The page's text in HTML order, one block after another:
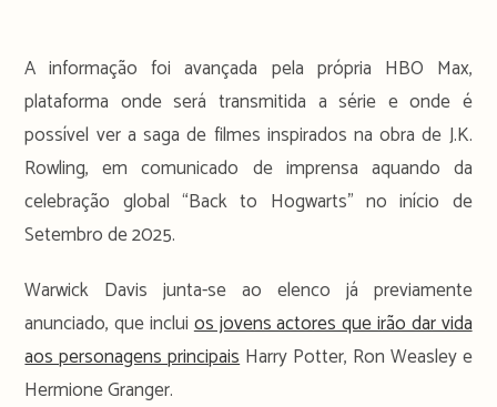
A informação foi avançada pela própria HBO Max,
plataforma onde será transmitida a série e onde é
possível ver a saga de filmes inspirados na obra de J.K.
Rowling, em comunicado de imprensa aquando da
celebração global “Back to Hogwarts” no início de
Setembro de 2025.
Warwick Davis junta-se ao elenco já previamente
anunciado, que incluios jovens actores que irão dar vida
aos personagens principaisHarry Potter, Ron Weasley e
Hermione Granger.